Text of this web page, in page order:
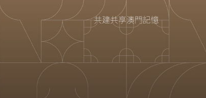
共建共享澳門記憶